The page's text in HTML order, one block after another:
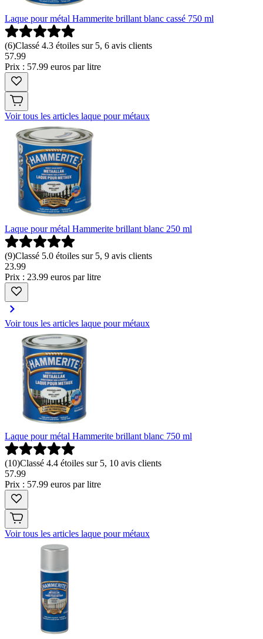
Laque pour métal Hammerite brillant blanc cassé 750 ml
(6)Classé 4.3 étoiles sur 5, 6 avis clients
57.99
Prix : 57.99 euros par litre
Voir tous les articles laque pour métaux
Laque pour métal Hammerite brillant blanc 250 ml
(9)Classé 5.0 étoiles sur 5, 9 avis clients
23.99
Prix : 23.99 euros par litre
Voir tous les articles laque pour métaux
Laque pour métal Hammerite brillant blanc 750 ml
(10)Classé 4.4 étoiles sur 5, 10 avis clients
57.99
Prix : 57.99 euros par litre
Voir tous les articles laque pour métaux